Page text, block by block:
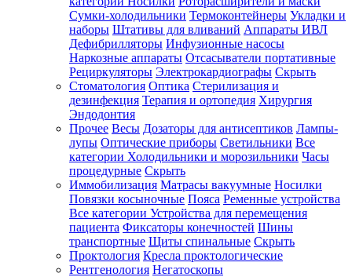
Сумки-холодильники Термоконтейнеры Укладки и
наборы Штативы для вливаний Аппараты ИВЛ
Дефибрилляторы Инфузионные насосы
Наркозные аппараты Отсасыватели портативные
Рециркуляторы Электрокардиографы Скрыть
Стоматология Оптика Стерилизация и
дезинфекция Терапия и ортопедия Хирургия
Эндодонтия
Прочее Весы Дозаторы для антисептиков Лампы-
лупы Оптические приборы Светильники Все
категории Холодильники и морозильники Часы
процедурные Скрыть
Иммобилизация Матрасы вакуумные Носилки
Повязки косыночные Пояса Ременные устройства
Все категории Устройства для перемещения
пациента Фиксаторы конечностей Шины
транспортные Щиты спинальные Скрыть
Проктология Кресла проктологические
Рентгенология Негатоскопы